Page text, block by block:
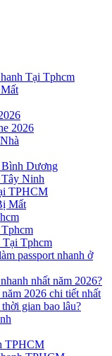
Tại Tphcm
2026
Dương
Ninh
TPHCM
Mất
Tphcm
passport nhanh ở
nhất năm 2026?
2026 chi tiết nhất
gian bao lâu?
TPHCM